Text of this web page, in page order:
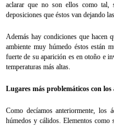
aclarar que no son ellos como tal,
deposiciones que éstos van dejando
Además hay condiciones que hacen
ambiente muy húmedo éstos están
fuerte de su aparición es en otoño e
temperaturas más altas.
Lugares más problemáticos con los
Como decíamos anteriormente, los
húmedos y cálidos. Elementos como